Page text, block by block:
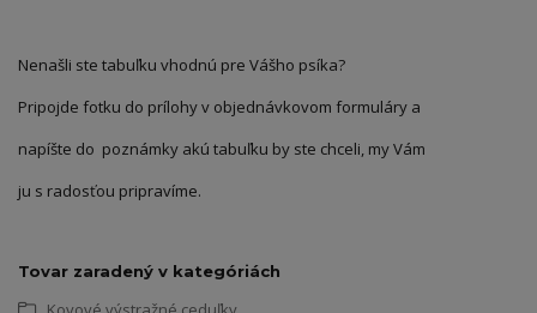
Nenašli ste tabuľku vhodnú pre Vášho psíka?
Pripojde fotku do prílohy v objednávkovom formuláry a
napíšte do poznámky akú tabuľku by ste chceli, my Vám
ju s radosťou pripravíme.
Tovar zaradený v kategóriách